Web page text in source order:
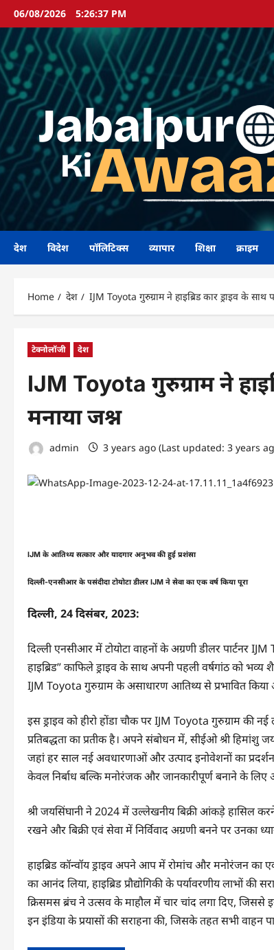
Skip
content
06/08/2026 5:26:38 PM
देश विदेश पॉलिटिक्स व्यापार शिक्षा क्राइम
Home देश IJM Toyota गुरुग्राम ने हाइब्रिड कार ड्राइव के साथ
टेक्नोलॉजी देश
IJM Toyota गुरुग्राम ने
मनाया जश्न
admin 3 years ago (Last updated: 3 years
IJM के आतिथ्य सत्कार और यादगार अनुभव की हुई प्रशंसा
दिल्ली-एनसीआर के पसंदीदा टोयोटा डीलर IJM ने सेवा का एक वर्ष किया पूरा
दिल्ली, 24 दिसंबर, 2023:
दिल्ली एनसीआर में टोयोटा वाहनों के अग्रणी डीलर पार्टनर
हाइब्रिड” काफिले ड्राइव के साथ अपनी पहली वर्षगांठ को
IJM Toyota गुरुग्राम के असाधारण आतिथ्य से प्रभावित किया
इस ड्राइव को हीरो होंडा चौक पर IJM Toyota गुरुग्राम की
प्रतिबद्धता का प्रतीक है। अपने संबोधन में, सीईओ श्री हिमांशु
जहां हर साल नई अवधारणाओं और उत्पाद इनोवेशनों का प्रदर्शन
केवल निर्बाध बल्कि मनोरंजक और जानकारीपूर्ण बनाने के लिए
श्री जयसिंघानी ने 2024 में उल्लेखनीय बिक्री आंकड़े हासिल
रखने और बिक्री एवं सेवा में निर्विवाद अग्रणी बनने पर उनका
हाइब्रिड कॉन्वॉय ड्राइव अपने आप में रोमांच और मनोरंजन का
का आनंद लिया, हाइब्रिड प्रौद्योगिकी के पर्यावरणीय
क्रिसमस ब्रंच ने उत्सव के माहौल में चार चांद लगा दिए, जिससे
इन इंडिया के प्रयासों की सराहना की, जिसके तहत सभी वाहन